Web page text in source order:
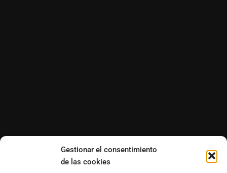
Gestionar el consentimiento
de las cookies